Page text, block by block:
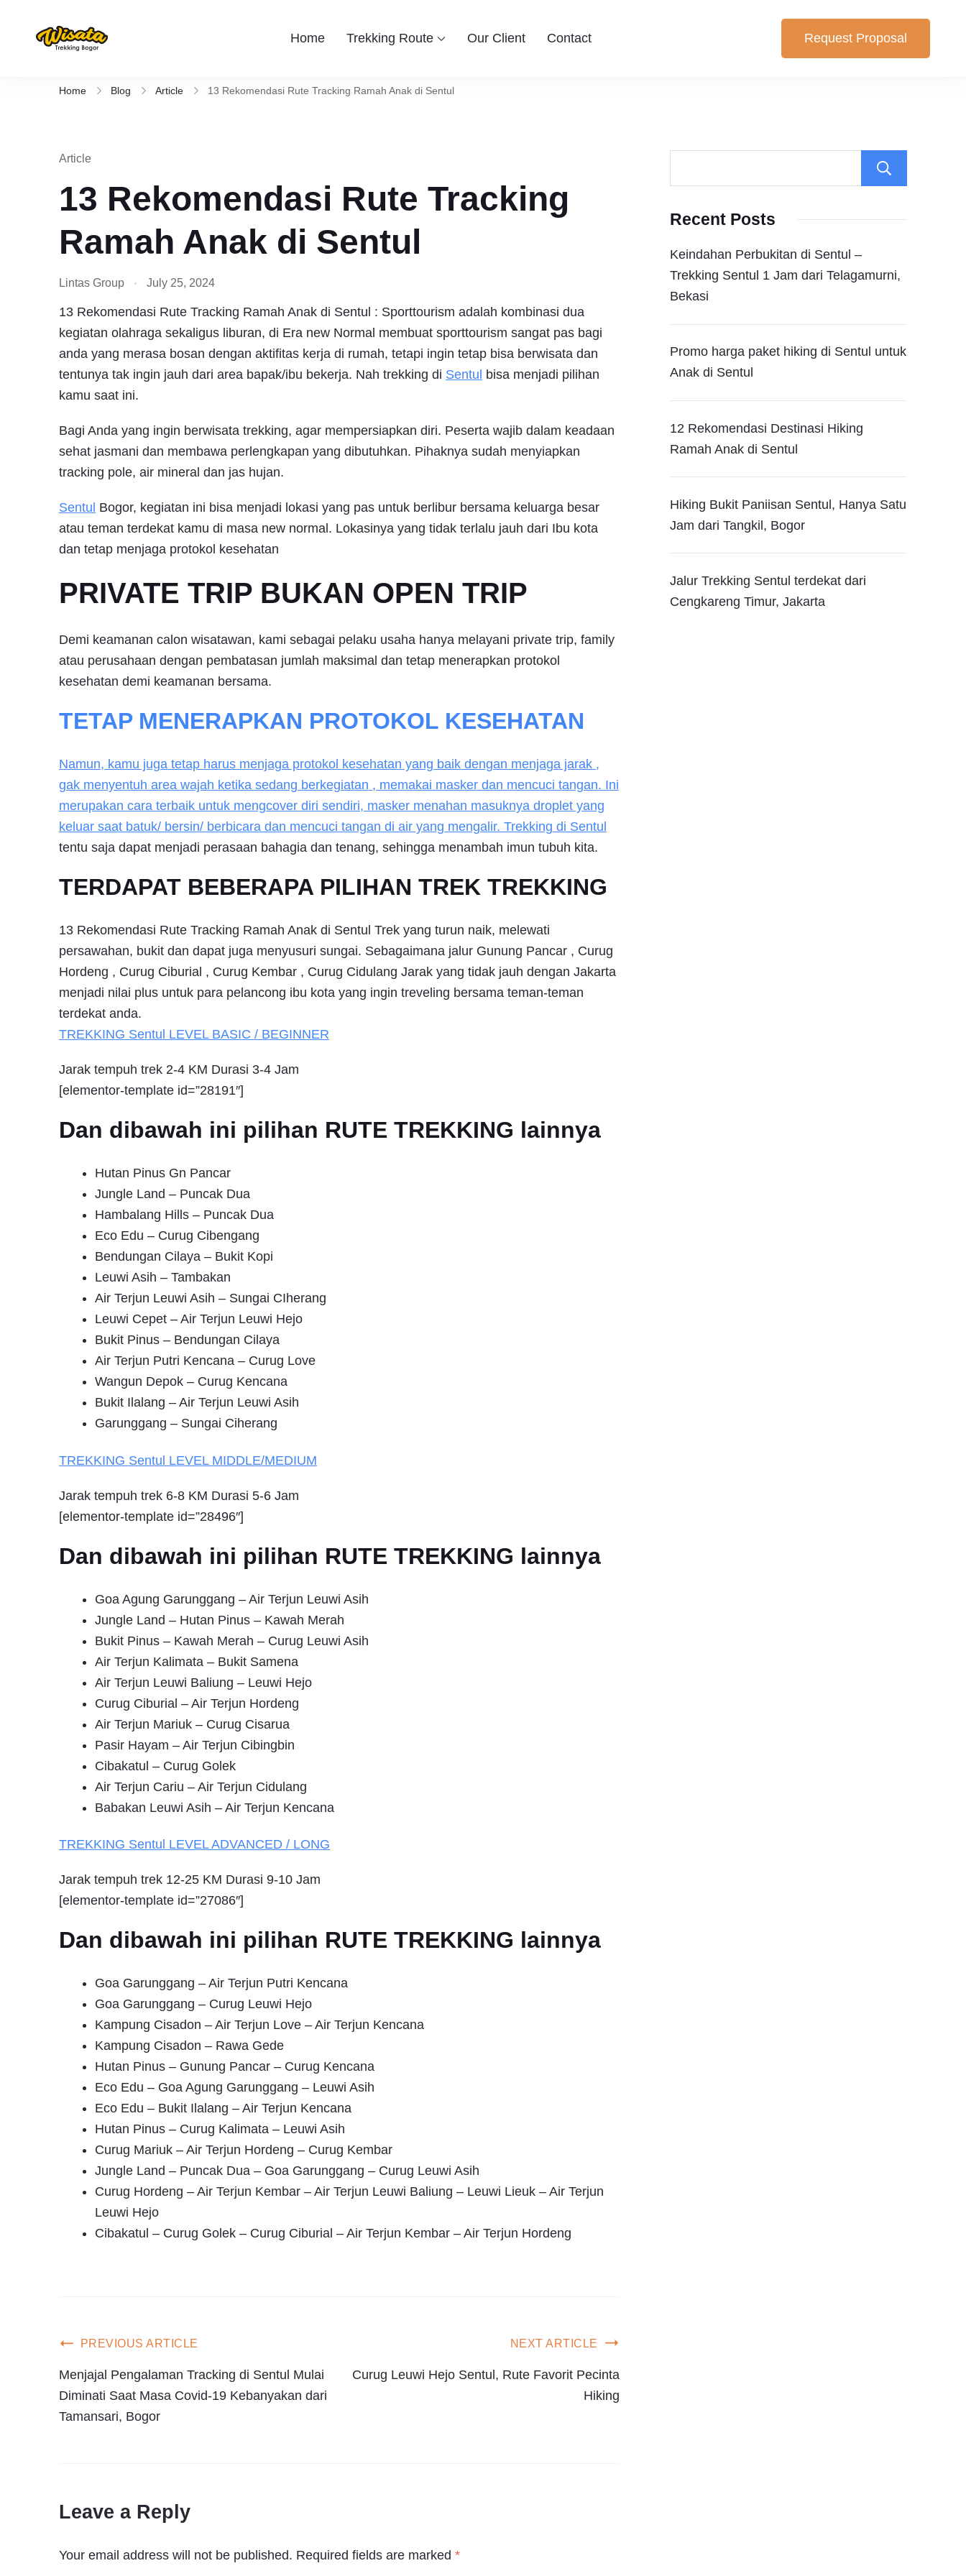
Aktivitas outdoor Bogor untuk anda yang ingin berwisata ke Bogor Sentul, Hiking dan Trekking Sentul pilihan yang cocok untuk anda. Berikut Pilihan Harga Paket ,
Home Trekking Route Our Client Contact Request Proposal
Home Blog Article 13 Rekomendasi Rute Tracking Ramah Anak di Sentul
Article
13 Rekomendasi Rute Tracking
Ramah Anak di Sentul
Lintas Group July 25, 2024
13 Rekomendasi Rute Tracking Ramah Anak di Sentul : Sporttourism adalah kombinasi dua
kegiatan olahraga sekaligus liburan, di Era new Normal membuat sporttourism sangat pas bagi
anda yang merasa bosan dengan aktifitas kerja di rumah, tetapi ingin tetap bisa berwisata dan
tentunya tak ingin jauh dari area bapak/ibu bekerja. Nah trekking di Sentul bisa menjadi pilihan
kamu saat ini.
Bagi Anda yang ingin berwisata trekking, agar mempersiapkan diri. Peserta wajib dalam keadaan
sehat jasmani dan membawa perlengkapan yang dibutuhkan. Pihaknya sudah menyiapkan
tracking pole, air mineral dan jas hujan.
Sentul Bogor, kegiatan ini bisa menjadi lokasi yang pas untuk berlibur bersama keluarga besar
atau teman terdekat kamu di masa new normal. Lokasinya yang tidak terlalu jauh dari Ibu kota
dan tetap menjaga protokol kesehatan
PRIVATE TRIP BUKAN OPEN TRIP
Demi keamanan calon wisatawan, kami sebagai pelaku usaha hanya melayani private trip, family
atau perusahaan dengan pembatasan jumlah maksimal dan tetap menerapkan protokol
kesehatan demi keamanan bersama.
TETAP MENERAPKAN PROTOKOL KESEHATAN
Namun, kamu juga tetap harus menjaga protokol kesehatan yang baik dengan menjaga jarak ,
gak menyentuh area wajah ketika sedang berkegiatan , memakai masker dan mencuci tangan. Ini
merupakan cara terbaik untuk mengcover diri sendiri, masker menahan masuknya droplet yang
keluar saat batuk/ bersin/ berbicara dan mencuci tangan di air yang mengalir. Trekking di Sentul
tentu saja dapat menjadi perasaan bahagia dan tenang, sehingga menambah imun tubuh kita.
TERDAPAT BEBERAPA PILIHAN TREK TREKKING
13 Rekomendasi Rute Tracking Ramah Anak di Sentul Trek yang turun naik, melewati
persawahan, bukit dan dapat juga menyusuri sungai. Sebagaimana jalur Gunung Pancar , Curug
Hordeng , Curug Ciburial , Curug Kembar , Curug Cidulang Jarak yang tidak jauh dengan Jakarta
menjadi nilai plus untuk para pelancong ibu kota yang ingin treveling bersama teman-teman
terdekat anda.
TREKKING Sentul LEVEL BASIC / BEGINNER
Jarak tempuh trek 2-4 KM Durasi 3-4 Jam
[elementor-template id=”28191″]
Dan dibawah ini pilihan RUTE TREKKING lainnya
Hutan Pinus Gn Pancar
Jungle Land – Puncak Dua
Hambalang Hills – Puncak Dua
Eco Edu – Curug Cibengang
Bendungan Cilaya – Bukit Kopi
Leuwi Asih – Tambakan
Air Terjun Leuwi Asih – Sungai CIherang
Leuwi Cepet – Air Terjun Leuwi Hejo
Bukit Pinus – Bendungan Cilaya
Air Terjun Putri Kencana – Curug Love
Wangun Depok – Curug Kencana
Bukit Ilalang – Air Terjun Leuwi Asih
Garunggang – Sungai Ciherang
TREKKING Sentul LEVEL MIDDLE/MEDIUM
Jarak tempuh trek 6-8 KM Durasi 5-6 Jam
[elementor-template id=”28496″]
Dan dibawah ini pilihan RUTE TREKKING lainnya
Goa Agung Garunggang – Air Terjun Leuwi Asih
Jungle Land – Hutan Pinus – Kawah Merah
Bukit Pinus – Kawah Merah – Curug Leuwi Asih
Air Terjun Kalimata – Bukit Samena
Air Terjun Leuwi Baliung – Leuwi Hejo
Curug Ciburial – Air Terjun Hordeng
Air Terjun Mariuk – Curug Cisarua
Pasir Hayam – Air Terjun Cibingbin
Cibakatul – Curug Golek
Air Terjun Cariu – Air Terjun Cidulang
Babakan Leuwi Asih – Air Terjun Kencana
TREKKING Sentul LEVEL ADVANCED / LONG
Jarak tempuh trek 12-25 KM Durasi 9-10 Jam
[elementor-template id=”27086″]
Dan dibawah ini pilihan RUTE TREKKING lainnya
Goa Garunggang – Air Terjun Putri Kencana
Goa Garunggang – Curug Leuwi Hejo
Kampung Cisadon – Air Terjun Love – Air Terjun Kencana
Kampung Cisadon – Rawa Gede
Hutan Pinus – Gunung Pancar – Curug Kencana
Eco Edu – Goa Agung Garunggang – Leuwi Asih
Eco Edu – Bukit Ilalang – Air Terjun Kencana
Hutan Pinus – Curug Kalimata – Leuwi Asih
Curug Mariuk – Air Terjun Hordeng – Curug Kembar
Jungle Land – Puncak Dua – Goa Garunggang – Curug Leuwi Asih
Curug Hordeng – Air Terjun Kembar – Air Terjun Leuwi Baliung – Leuwi Lieuk – Air Terjun
Leuwi Hejo
Cibakatul – Curug Golek – Curug Ciburial – Air Terjun Kembar – Air Terjun Hordeng
PREVIOUS ARTICLE
Menjajal Pengalaman Tracking di Sentul Mulai
Diminati Saat Masa Covid-19 Kebanyakan dari
Tamansari, Bogor
NEXT ARTICLE
Curug Leuwi Hejo Sentul, Rute Favorit Pecinta
Hiking
Leave a Reply
Your email address will not be published. Required fields are marked *
Recent Posts
Keindahan Perbukitan di Sentul –
Trekking Sentul 1 Jam dari Telagamurni,
Bekasi
Promo harga paket hiking di Sentul untuk
Anak di Sentul
12 Rekomendasi Destinasi Hiking
Ramah Anak di Sentul
Hiking Bukit Paniisan Sentul, Hanya Satu
Jam dari Tangkil, Bogor
Jalur Trekking Sentul terdekat dari
Cengkareng Timur, Jakarta